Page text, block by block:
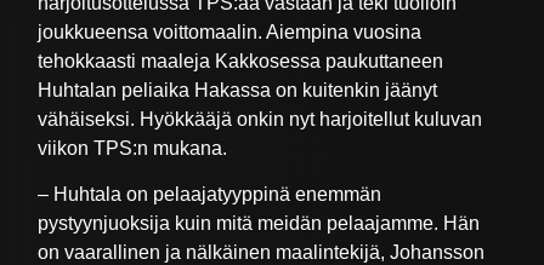
joukkueensa voittomaalin. Aiempina vuosina
tehokkaasti maaleja Kakkosessa paukuttaneen
Huhtalan peliaika Hakassa on kuitenkin jäänyt
vähäiseksi. Hyökkääjä onkin nyt harjoitellut kuluvan
viikon TPS:n mukana.
– Huhtala on pelaajatyyppinä enemmän
pystyynjuoksija kuin mitä meidän pelaajamme. Hän
on vaarallinen ja nälkäinen maalintekijä, Johansson